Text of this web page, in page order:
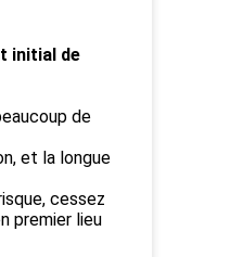
initial de
de
et la longue
cessez
premier lieu